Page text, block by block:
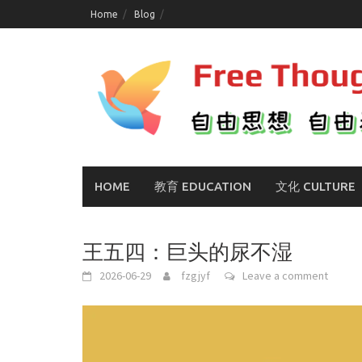
to
Home Blog
HOME 教育 EDUCATION 文化 CULTURE
王五四：巨头的尿不湿
2026-06-29 fzgjyf Leave a comment